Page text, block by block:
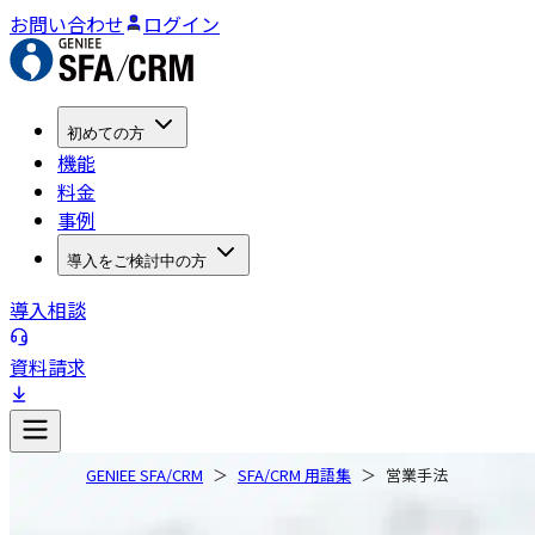
お問い合わせ ログイン
初めての方
機能
料金
事例
導入をご検討中の方
導入相談
資料請求
GENIEE SFA/CRM SFA/CRM 用語集 営業手法